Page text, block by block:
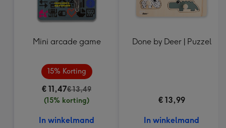
Mini arcade game
15% Korting
€ 11,47€ 13,49
(15% korting)
In winkelmand
Done by Deer | Puzzel
€ 13,99
In winkelmand